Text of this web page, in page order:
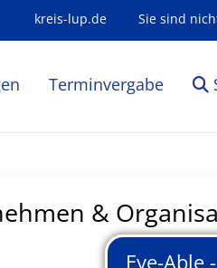
kreis-lup.de Sie sind
Terminvergabe
&